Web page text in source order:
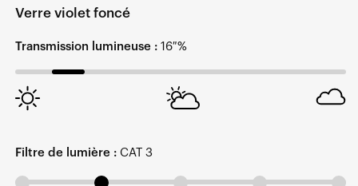
Verre violet foncé
Transmission lumineuse : 16 %
Filtre de lumière : CAT 3